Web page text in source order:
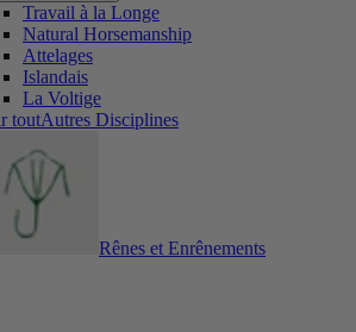
Travail à la Longe
Natural Horsemanship
Attelages
Islandais
La Voltige
toutAutres Disciplines
Rênes et Enrênements